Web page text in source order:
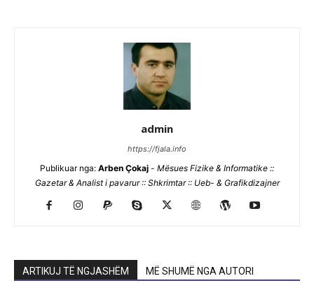
admin
https://fjala.info
Publikuar nga: Arben Çokaj - Mësues Fizike & Informatike ::
Gazetar & Analist i pavarur :: Shkrimtar :: Ueb- & Grafikdizajner
ARTIKUJ TË NGJASHËM MË SHUMË NGA AUTORI